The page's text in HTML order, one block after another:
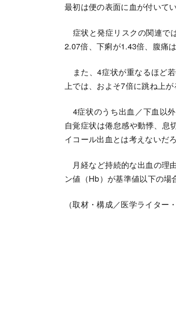
最初は便の表面に血が付いて
症状と発症リスクの関連で
2.07倍、下痢が1.43倍、腹痛
また、4症状が重なるほど
上では、およそ7倍に跳ね上
4症状のうち出血／下血以
自覚症状は倦怠感や動悸、息
イコール出血とは考えないだろ
月経など持続的な出血の理
ン値（Hb）が基準値以下の場
（取材・構成／医学ライター